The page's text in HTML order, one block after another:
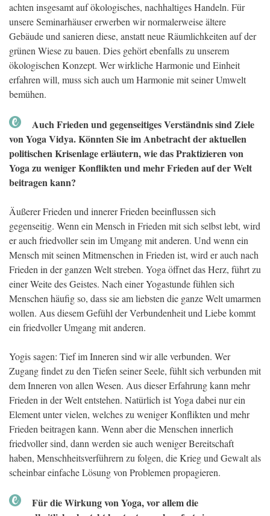
achten insgesamt auf ökologisches, nachhaltiges Handeln. Für
unsere Seminarhäuser erwerben wir normalerweise ältere
Gebäude und sanieren diese, anstatt neue Räumlichkeiten auf der
grünen Wiese zu bauen. Dies gehört ebenfalls zu unserem
ökologischen Konzept. Wer wirkliche Harmonie und Einheit
erfahren will, muss sich auch um Harmonie mit seiner Umwelt
bemühen.
Auch Frieden und gegenseitiges Verständnis sind Ziele
von Yoga Vidya. Könnten Sie im Anbetracht der aktuellen
politischen Krisenlage erläutern, wie das Praktizieren von
Yoga zu weniger Konflikten und mehr Frieden auf der Welt
beitragen kann?
Äußerer Frieden und innerer Frieden beeinflussen sich
gegenseitig. Wenn ein Mensch in Frieden mit sich selbst lebt, wird
er auch friedvoller sein im Umgang mit anderen. Und wenn ein
Mensch mit seinen Mitmenschen in Frieden ist, wird er auch nach
Frieden in der ganzen Welt streben. Yoga öffnet das Herz, führt zu
einer Weite des Geistes. Nach einer Yogastunde fühlen sich
Menschen häufig so, dass sie am liebsten die ganze Welt umarmen
wollen. Aus diesem Gefühl der Verbundenheit und Liebe kommt
ein friedvoller Umgang mit anderen.
Yogis sagen: Tief im Inneren sind wir alle verbunden. Wer
Zugang findet zu den Tiefen seiner Seele, fühlt sich verbunden mit
dem Inneren von allen Wesen. Aus dieser Erfahrung kann mehr
Frieden in der Welt entstehen. Natürlich ist Yoga dabei nur ein
Element unter vielen, welches zu weniger Konflikten und mehr
Frieden beitragen kann. Wenn aber die Menschen innerlich
friedvoller sind, dann werden sie auch weniger Bereitschaft
haben, Menschheitsverführern zu folgen, die Krieg und Gewalt als
scheinbar einfache Lösung von Problemen propagieren.
Für die Wirkung von Yoga, vor allem die